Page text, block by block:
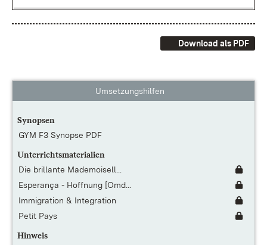
Download als PDF
Umsetzungshilfen
Synopsen
GYM F3 Synopse PDF
Unterrichtsmaterialien
Die brillante Mademoisell...
Esperança - Hoffnung [Omd...
Immigration & Integration
Petit Pays
Hinweis